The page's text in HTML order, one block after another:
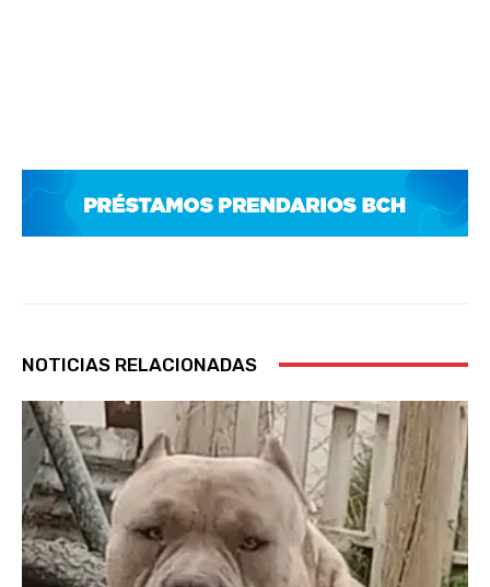
NOTICIAS RELACIONADAS